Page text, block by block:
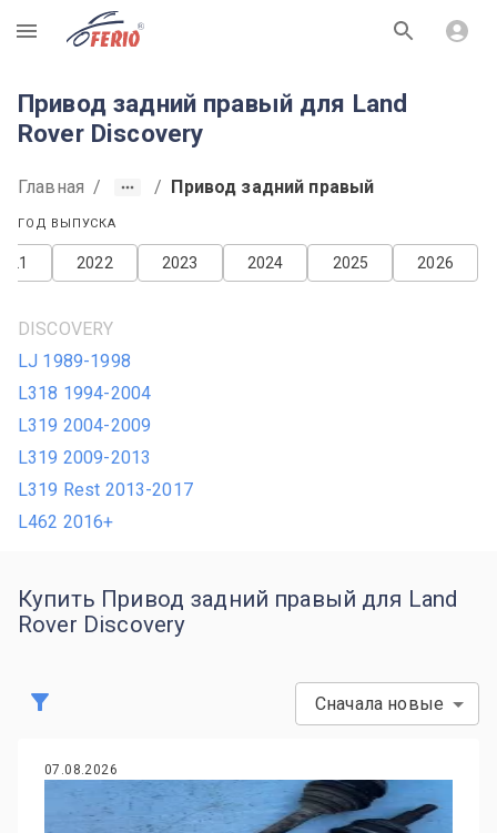
R
Привод задний правый для Land
Rover Discovery
Главная / / Привод задний правый
ГОД ВЫПУСКА
2026
2025
2024
2023
2022
DISCOVERY
LJ 1989-1998
L318 1994-2004
L319 2004-2009
L319 2009-2013
L319 Rest 2013-2017
L462 2016+
Купить Привод задний правый для Land
Rover Discovery
Сначала новые
07.08.2026